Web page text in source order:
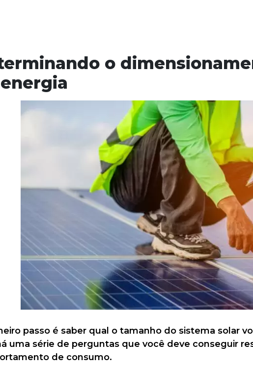
o
passo é saber qual o tamanho do sistema solar
uma série de perguntas que você deve conseguir
de consumo.